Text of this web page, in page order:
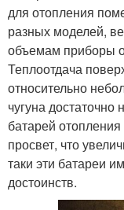
для отопления
разных моделей,
объемам приборы
Теплоотдача
относительно
чугуна
батарей
просвет, что
таки эти батареи
достоинств.